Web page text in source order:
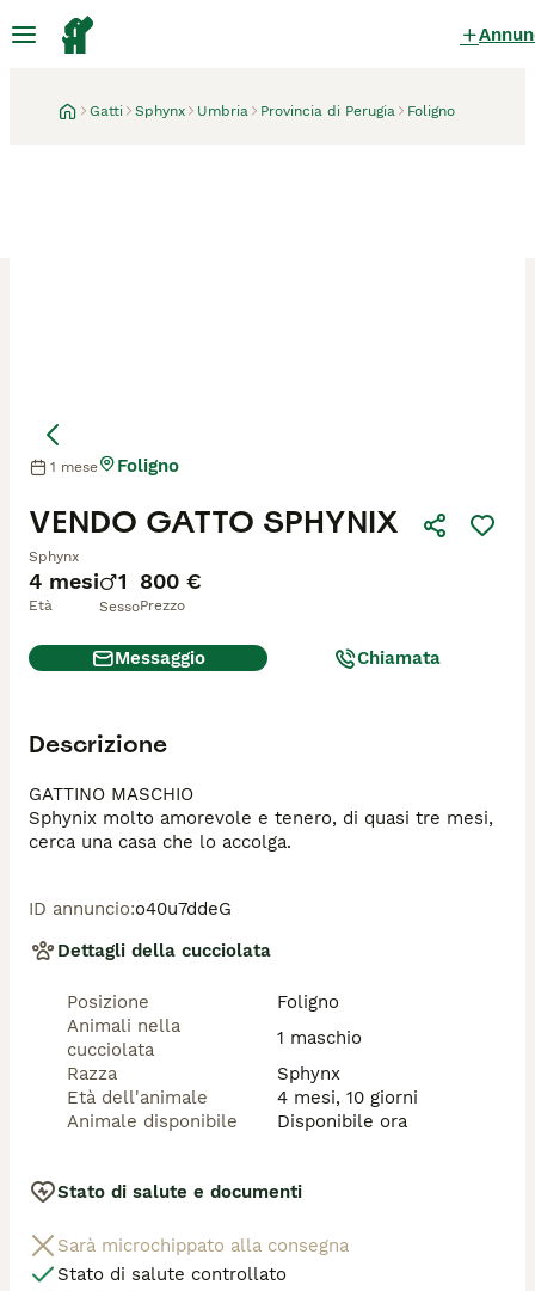
Gatti Sphynx Umbria Provincia di Perugia Foligno
4 mesi
Età
1
Sesso
800 €
Prezzo
VENDO GATTO SPHYNIX
Sphynx
1 mese Foligno
Messaggio Chiamata
Descrizione
GATTINO MASCHIO
Sphynix molto amorevole e tenero, di quasi tre mesi,
ID annuncio:o40u7ddeG
Dettagli della cucciolata
Posizione
Foligno
Animali nella
cucciolata
1 maschio
Razza
Sphynx
Età dell'animale
4 mesi, 10 giorni
Animale disponibile
Disponibile ora
Stato di salute e documenti
Sarà microchippato alla consegna
Stato di salute controllato